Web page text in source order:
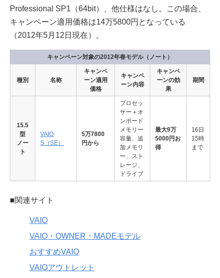
Professional SP1（64bit）、他仕様はなし。この場合、
キャンペーン適用価格は14万5800円となっている
（2012年5月12日現在）。
キャンペーン対象の2012年春モデル（ノート）
種別 名称
キャンペ
ーン適用
価格
キャンペ
ーン内容
キャンペ
ーンの効
果
期間
15.5
型
ノー
ト
VAIO
S（SE）
5万7800
円から
プロセッ
サー＋オ
ンボード
メモリー
容量、追
加メモリ
ー、スト
レージ、
ドライブ
最大9万
5000円お
得
16日
15時
まで
■関連サイト
VAIO
VAIO・OWNER・MADEモデル
おすすめVAIO
VAIOアウトレット